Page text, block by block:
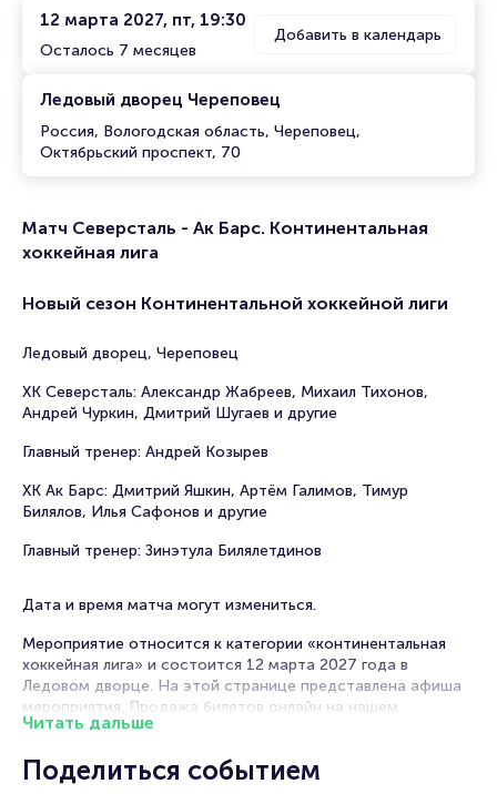
12 марта 2027, пт, 19:30
Осталось 7 месяцев
Добавить в календарь
Ледовый дворец Череповец
Россия, Вологодская область, Череповец,
Октябрьский проспект, 70
Матч Северсталь - Ак Барс. Континентальная
хоккейная лига
Новый сезон Континентальной хоккейной лиги
Ледовый дворец, Череповец
ХК Северсталь: Александр Жабреев, Михаил Тихонов,
Андрей Чуркин, Дмитрий Шугаев и другие
Главный тренер: Андрей Козырев
ХК Ак Барс: Дмитрий Яшкин, Артём Галимов, Тимур
Билялов, Илья Сафонов и другие
Главный тренер: Зинэтула Билялетдинов
Дата и время матча могут измениться.
Мероприятие относится к категории «континентальная
хоккейная лига» и состоится 12 марта 2027 года в
Ледовом дворце. На этой странице представлена афиша
мероприятия. Продажа билетов онлайн на нашем
официальном сайте осуществляется без посредников.
на матч Континентальной Хоккейной Лиги.
Читать дальше
Поделиться событием